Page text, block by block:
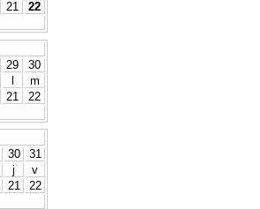
21
22
29
30
l
m
21
22
30
31
j
v
21
22